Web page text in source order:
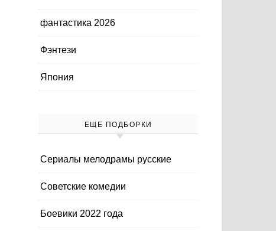
фантастика 2026
Фэнтези
Япония
ЕЩЕ ПОДБОРКИ
Cериалы мелодрамы русские
Cоветские комедии
Боевики 2022 года